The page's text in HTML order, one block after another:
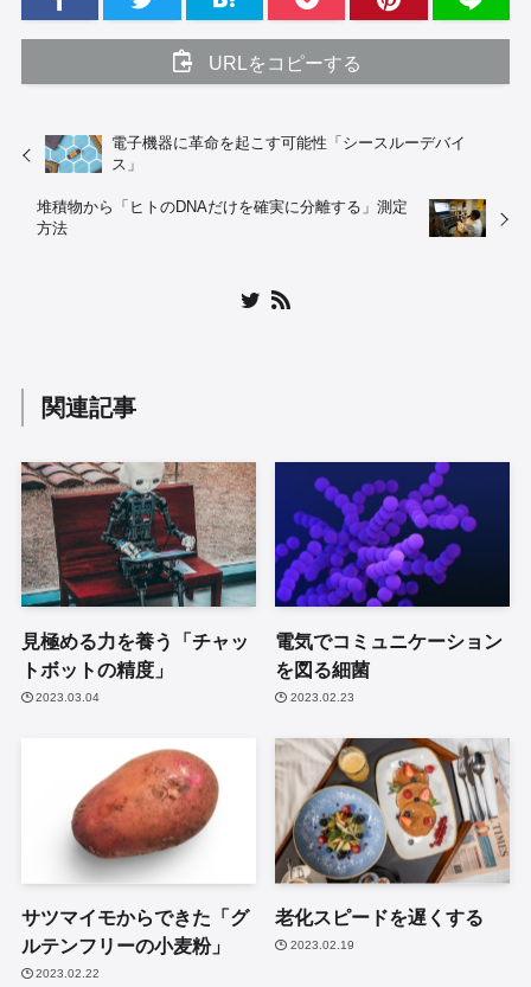
URLをコピーする
電子機器に革命を起こす可能性「シースルーデバイ
ス」
堆積物から「ヒトのDNAだけを確実に分離する」測定
方法
関連記事
見極める力を養う「チャッ
トボットの精度」
2023.03.04
電気でコミュニケーション
を図る細菌
2023.02.23
サツマイモからできた「グ
ルテンフリーの小麦粉」
2023.02.22
老化スピードを遅くする
2023.02.19